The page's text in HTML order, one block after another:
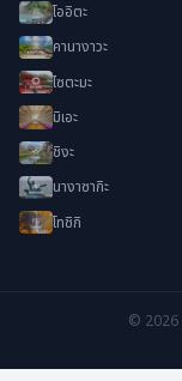
โออิตะ
คานางาวะ
ไซตะมะ
มิเอะ
ชิงะ
นางาซากิะ
โทชิกิ
© 2026